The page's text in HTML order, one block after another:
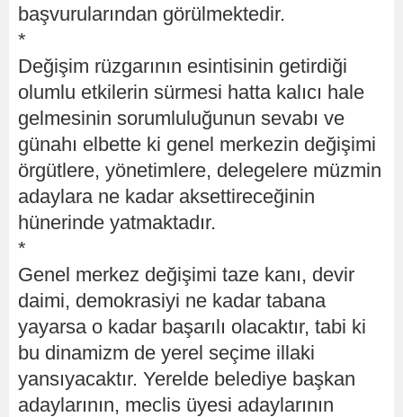
başvurularından görülmektedir.
*
Değişim rüzgarının esintisinin getirdiği
olumlu etkilerin sürmesi hatta kalıcı hale
gelmesinin sorumluluğunun sevabı ve
günahı elbette ki genel merkezin değişimi
örgütlere, yönetimlere, delegelere müzmin
adaylara ne kadar aksettireceğinin
hünerinde yatmaktadır.
*
Genel merkez değişimi taze kanı, devir
daimi, demokrasiyi ne kadar tabana
yayarsa o kadar başarılı olacaktır, tabi ki
bu dinamizm de yerel seçime illaki
yansıyacaktır. Yerelde belediye başkan
adaylarının, meclis üyesi adaylarının